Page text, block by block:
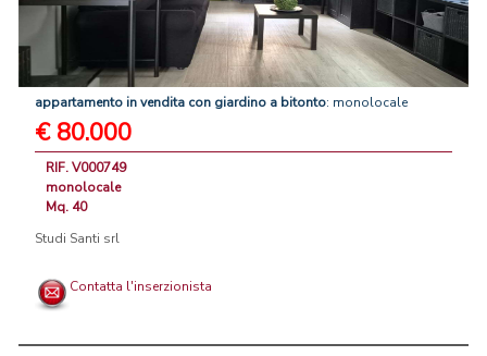
appartamento invendita con giardino a bitonto: monolocale
€ 80.000
RIF. V000749
monolocale
Mq. 40
Studi Santi srl
Contatta l'inserzionista